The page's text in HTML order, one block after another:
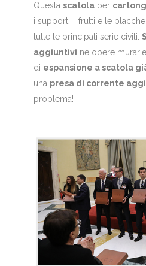
Questa scatolaper
i supporti, i frutti e le
tutte le principali serie civili.
aggiuntivi né opere
di espansione a scatola
una presa di corrente
problema!